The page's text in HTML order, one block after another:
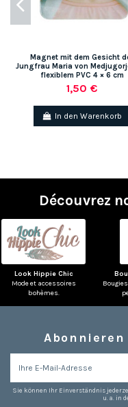
Magnet mit dem Gesicht
Jungfrau Maria von
flexiblem PVC 4 × 6 cm
1,50 €
In den Warenkorb
Découvrez
Look Hippie Chic
Mode et accessoires
bohèmes.
Sie können Ihr Einverständnis
u. a. in